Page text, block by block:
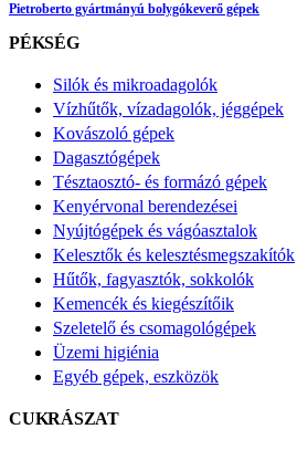
Pietroberto gyártmányú bolygókeverő gépek
PÉKSÉG
Silók és mikroadagolók
Vízhűtők, vízadagolók, jéggépek
Kovászoló gépek
Dagasztógépek
Tésztaosztó- és formázó gépek
Kenyérvonal berendezései
Nyújtógépek és vágóasztalok
Kelesztők és kelesztésmegszakítók
Hűtők, fagyasztók, sokkolók
Kemencék és kiegészítőik
Szeletelő és csomagológépek
Üzemi higiénia
Egyéb gépek, eszközök
CUKRÁSZAT